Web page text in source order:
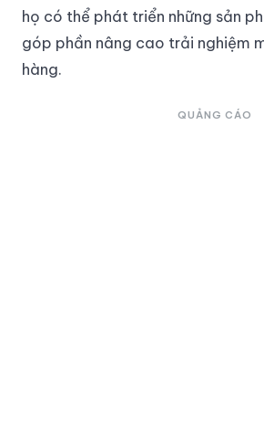
họ có thể phát triển những sản
góp phần nâng cao trải nghiệm
hàng.
QUẢNG CÁO